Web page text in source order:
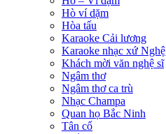
Hò ví dặm
Hòa tấu
Karaoke Cải lương
Karaoke nhạc xứ Nghệ
Khách mời văn nghệ sĩ
Ngâm thơ
Ngâm thơ ca trù
Nhạc Champa
Quan họ Bắc Ninh
Tân cổ